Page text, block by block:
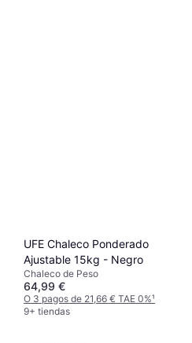
UFE Chaleco Ponderado
Ajustable 15kg - Negro
Chaleco de Peso
64,99 €
O 3 pagos de 21,66 € TAE 0%¹
9+ tiendas